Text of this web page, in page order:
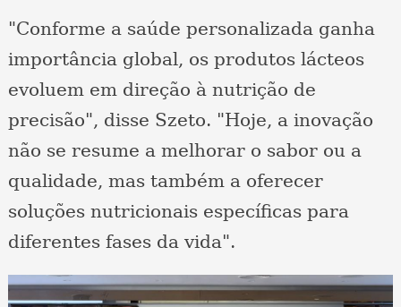
"Conforme a saúde personalizada ganha
importância global, os produtos lácteos
evoluem em direção à nutrição de
precisão", disse Szeto. "Hoje, a inovação
não se resume a melhorar o sabor ou a
qualidade, mas também a oferecer
soluções nutricionais específicas para
diferentes fases da vida".